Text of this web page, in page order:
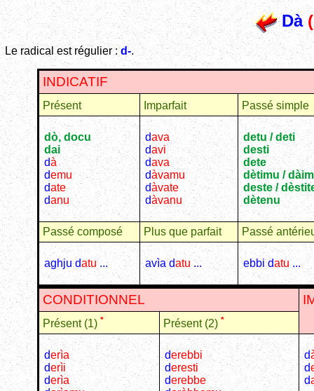
Dà
Le radical est régulier : d-.
INDICATIF
Présent Imparfait Passé simple
dò, docu
dai
dà
demu
date
danu
dava
davi
dava
dàvamu
dàvate
dàvanu
detu / deti
desti
dete
dètimu /
deste /
dètenu
Passé composé Plus que parfait Passé
aghju datu... avìa datu ... ebbi datu...
CONDITIONNEL
Présent (1) * Présent (2) *
derìa
derìi
derìa
derebbi
deresti
derebbe
d
d
d